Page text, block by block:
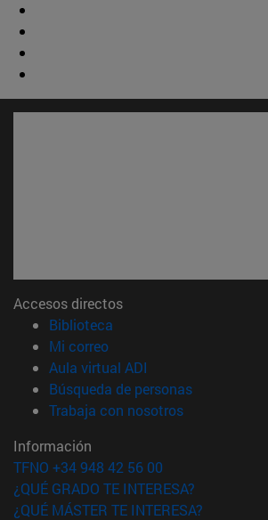
Accesos directos
Biblioteca
Mi correo(abre en nueva ventana)
Aula virtual ADI
Búsqueda de personas(abre en
Trabaja con nosotros(abre en
Información
TFNO +34 948 42 56 00
¿QUÉ GRADO TE INTERESA?
¿QUÉ MÁSTER TE INTERESA?